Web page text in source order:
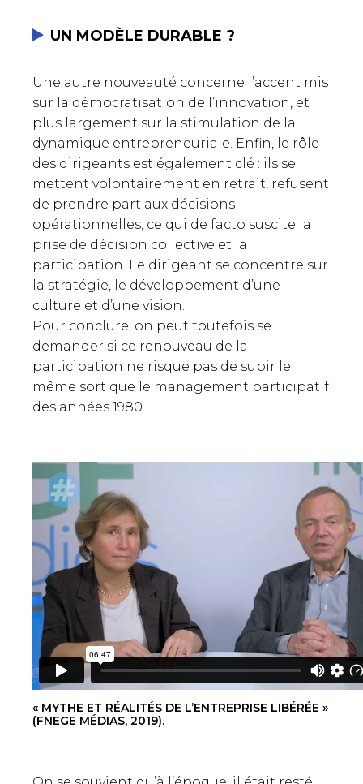
UN MODÈLE DURABLE ?
Une autre nouveauté concerne l’accent mis
sur la démocratisation de l’innovation, et
plus largement sur la stimulation de la
dynamique entrepreneuriale. Enfin, le rôle
des dirigeants est également clé : ils se
mettent volontairement en retrait, refusent
de prendre part aux décisions
opérationnelles, ce qui de facto suscite la
prise de décision collective et la
participation. Le dirigeant se concentre sur
la stratégie, le développement d’une
culture et d’une vision.
Pour conclure, on peut toutefois se
demander si ce renouveau de la
participation ne risque pas de subir le
même sort que le management participatif
des années 1980…
« MYTHE ET RÉALITÉS DE L’ENTREPRISE LIBÉRÉE »
(FNEGE MÉDIAS, 2019).